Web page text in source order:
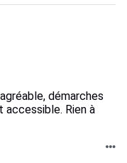
démarches
Rien à